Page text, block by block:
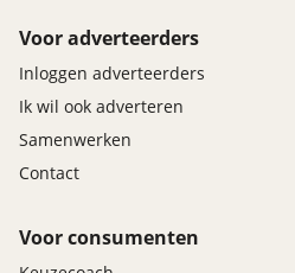
Voor adverteerders
Inloggen adverteerders
Ik wil ook adverteren
Samenwerken
Contact
Voor consumenten